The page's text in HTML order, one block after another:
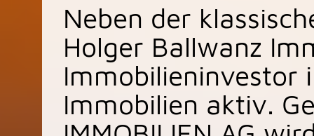
Neben der
Holger Ballwanz
Immobilieninvestor
Immobilien aktiv.